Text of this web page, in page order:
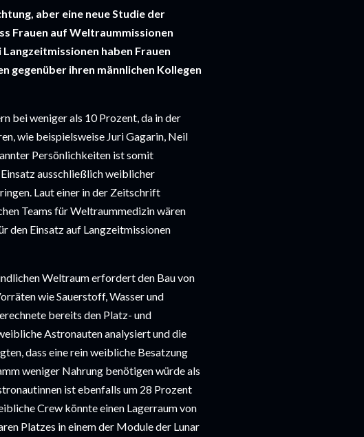
aber eine neue Studie der
Frauen auf Weltraummissionen
haben Frauen
gegenüber ihren männlichen Kollegen
bei weniger als 10 Prozent, da in der
wie beispielsweise Juri Gagarin, Neil
Persönlichkeiten ist somit
ausschließlich weiblicher
Laut einer in der Zeitschrift
Teams für Weltraummedizin wären
den Einsatz auf Langzeitmissionen
Weltraum erfordert den Bau von
wie Sauerstoff, Wasser und
bereits den Platz- und
Astronauten analysiert und die
dass eine rein weibliche Besatzung
weniger Nahrung benötigen würde als
ist ebenfalls um 28 Prozent
Crew könnte einen Lagerraum von
Platzes in einem der Module der Lunar